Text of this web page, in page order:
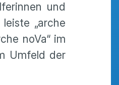
und
„arche
noVa“ im
Umfeld der